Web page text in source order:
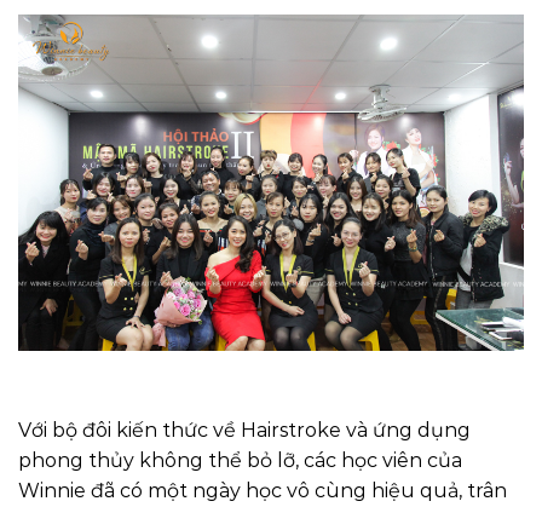
Với bộ đôi kiến thức về Hairstroke và ứng dụng
phong thủy không thể bỏ lỡ, các học viên của
Winnie đã có một ngày học vô cùng hiệu quả, trân